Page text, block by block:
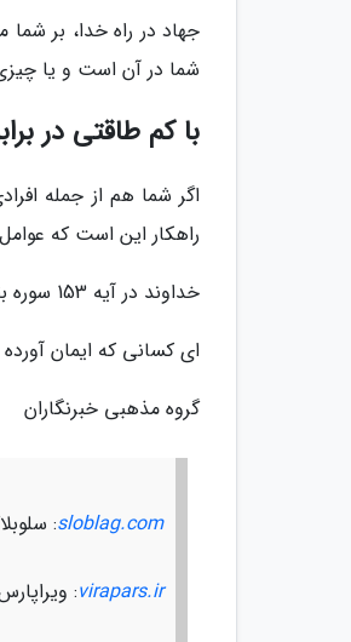
جهاد در راه خدا، بر
شما در آن است و یا
با کم طاقتی در
اگر شما هم از جمله
راهکار این است که
خداوند در آیه 153 سوره بقره می فرماید:
ای کسانی که ایمان
گروه مذهبی خبرنگاران
sloblag.com
:
virapars.ir
: